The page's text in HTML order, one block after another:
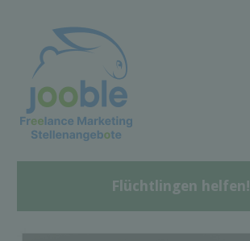
Flüchtlingen helfen!